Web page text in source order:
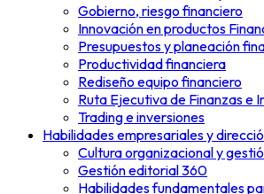
Gobierno, riesgo financiero
Innovación en productos
Presupuestos y planeación
Productividad financiera
Rediseño equipo financiero
Ruta Ejecutiva de Finanzas e
Trading e inversiones
Habilidades empresariales y
Cultura organizacional y
Gestión editorial 360
Habilidades fundamentales